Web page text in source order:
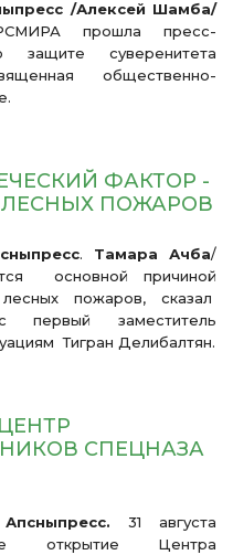
/Алексей Шамба/
прошла пресс-
суверенитета
общественно-
ФАКТОР -
ПОЖАРОВ
. Тамара Ачба/
основной причиной
пожаров, сказал
первый заместитель
Тигран Делибалтян.
СПЕЦНАЗА
31 августа
открытие Центра